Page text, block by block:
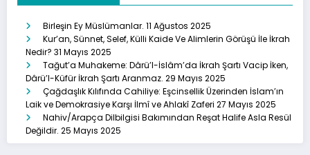
Birleşin Ey Müslümanlar. 11 Ağustos 2025
Kur’an, Sünnet, Selef, Külli Kaide Ve Alimlerin Görüşü İle İkrah
Nedir? 31 Mayıs 2025
Tağut’a Muhakeme: Dârü’l-İslâm’da İkrah Şartı Vacip İken,
Dârü’l-Küfür İkrah Şartı Aranmaz. 29 Mayıs 2025
Çağdaşlık Kılıfında Cahiliye: Eşcinsellik Üzerinden İslam’ın
Laik ve Demokrasiye Karşı İlmî ve Ahlakî Zaferi 27 Mayıs 2025
Nahiv/Arapça Dilbilgisi Bakımından Reşat Halife Asla Resül
Değildir. 25 Mayıs 2025